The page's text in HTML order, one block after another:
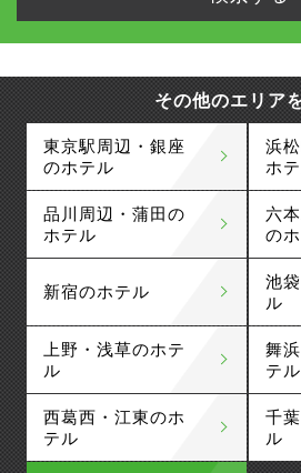
その他のエリア
東京駅周辺・銀座
のホテル
浜
ホ
品川周辺・蒲田の
ホテル
六
の
新宿のホテル
池
ル
上野・浅草のホテ
ル
舞
テル
西葛西・江東のホ
テル
千
ル